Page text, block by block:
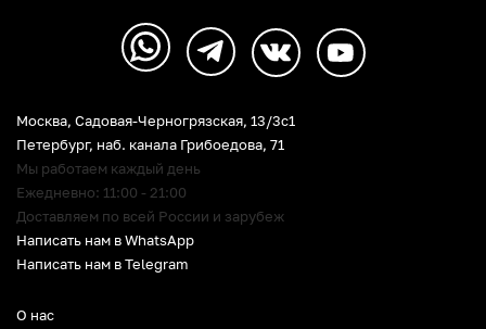
О нас
Москва, Садовая-Черногрязская, 13/3c1
Петербург, наб. канала Грибоедова, 71
Мы работаем каждый день
Ежедневно: 11:00 - 21:00
Доставляем по всей России и зарубеж
Написать нам в WhatsApp
Написать нам в Telegram